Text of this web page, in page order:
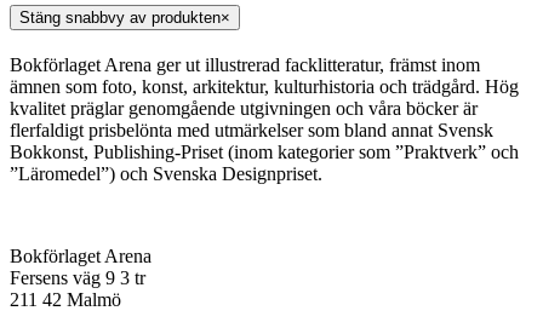
Stäng snabbvy av produkten×
Bokförlaget Arena ger ut illustrerad facklitteratur, främst inom
ämnen som foto, konst, arkitektur, kulturhistoria och trädgård. Hög
kvalitet präglar genomgående utgivningen och våra böcker är
flerfaldigt prisbelönta med utmärkelser som bland annat Svensk
Bokkonst, Publishing-Priset (inom kategorier som ”Praktverk” och
”Läromedel”) och Svenska Designpriset.
Bokförlaget Arena
Fersens väg 9 3 tr
211 42 Malmö